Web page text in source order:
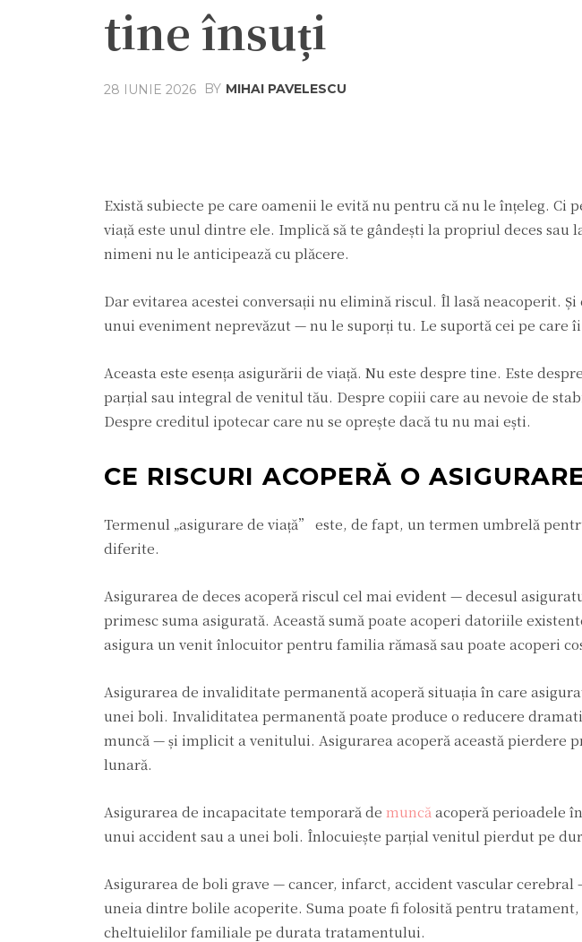
tine însuți
28 IUNIE 2026 BY MIHAI PAVELESCU
Există subiecte pe care oamenii le evită nu pentru că nu le înțeleg. Ci
viață este unul dintre ele. Implică să te gândești la propriul deces
nimeni nu le anticipează cu plăcere.
Dar evitarea acestei conversații nu elimină riscul. Îl lasă neacoperit.
unui eveniment neprevăzut — nu le suporți tu. Le suportă cei pe care
Aceasta este esența asigurării de viață. Nu este despre tine. Este
parțial sau integral de venitul tău. Despre copiii care au nevoie de
Despre creditul ipotecar care nu se oprește dacă tu nu mai ești.
CE RISCURI ACOPERĂ O
Termenul „asigurare de viață” este, de fapt, un termen umbrelă
diferite.
Asigurarea de deces acoperă riscul cel mai evident — decesul
primesc suma asigurată. Această sumă poate acoperi datoriile
asigura un venit înlocuitor pentru familia rămasă sau poate acoperi
Asigurarea de invaliditate permanentă acoperă situația în care
unei boli. Invaliditatea permanentă poate produce o reducere
muncă — și implicit a venitului. Asigurarea acoperă această pierdere
lunară.
Asigurarea de incapacitate temporară de muncă acoperă perioadele
unui accident sau a unei boli. Înlocuiește parțial venitul pierdut pe
Asigurarea de boli grave — cancer, infarct, accident vascular cerebral
uneia dintre bolile acoperite. Suma poate fi folosită pentru
cheltuielilor familiale pe durata tratamentului.